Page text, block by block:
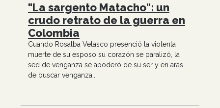
"La sargento Matacho": un
crudo retrato de la guerra en
Colombia
Cuando Rosalba Velasco presenció la violenta
muerte de su esposo su corazón se paralizó, la
sed de venganza se apoderó de su ser y en aras
de buscar venganza...